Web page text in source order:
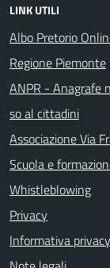
LINK UTILI
Albo Pretorio
Regione Piemonte
ANPR - Anagrafe
so al cittadini
Associazione Via
Scuola e
Whistleblowing
Privacy
Informativa privacy